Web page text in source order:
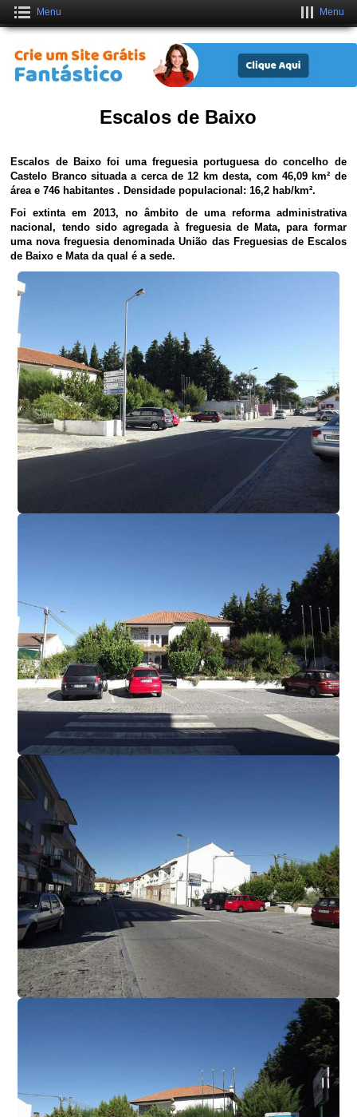
Menu Menu
Escalos de Baixo
Escalos de Baixo foi uma freguesia portuguesa do concelho de
Castelo Branco situada a cerca de 12 km desta, com 46,09 km² de
área e 746 habitantes . Densidade populacional: 16,2 hab/km².
Foi extinta em 2013, no âmbito de uma reforma administrativa
nacional, tendo sido agregada à freguesia de Mata, para formar
uma nova freguesia denominada União das Freguesias de Escalos
de Baixo e Mata da qual é a sede.
Crie um Site Grátis Fantástico